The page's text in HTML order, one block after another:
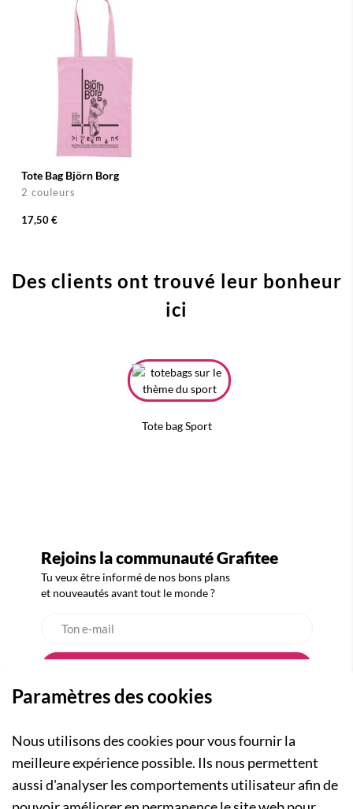
Tote Bag Björn Borg
2 couleurs
17,50 €
Des clients ont trouvé leur bonheur
ici
Tote bag Sport
Rejoins la communauté Grafitee
Tu veux être informé de nos bons plans
et nouveautés avant tout le monde ?
A PROPOS
Paramètres des cookies
Nous utilisons des cookies pour vous fournir la
meilleure expérience possible. Ils nous permettent
aussi d'analyser les comportements utilisateur afin de